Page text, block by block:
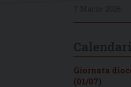
Giornata
(01/07)